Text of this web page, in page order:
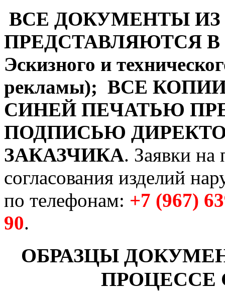
ВСЕ ДОКУМЕНТЫ ИЗ
ПРЕДСТАВЛЯЮТСЯ В
Эскизного и
рекламы); ВСЕ
СИНЕЙ ПЕЧАТЬЮ
ПОДПИСЬЮ
ЗАКАЗЧИКА. Заявки на
согласования изделий
по телефонам: +7 (967)
90.
ОБРАЗЦЫ
ПРОЦЕССЕ